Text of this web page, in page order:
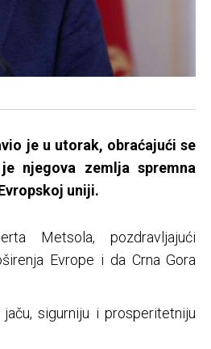
je u utorak, obraćajući se
njegova zemlja spremna
uniji.
Metsola, pozdravljajući
Evrope i da Crna Gora
sigurniju i prosperitetniju